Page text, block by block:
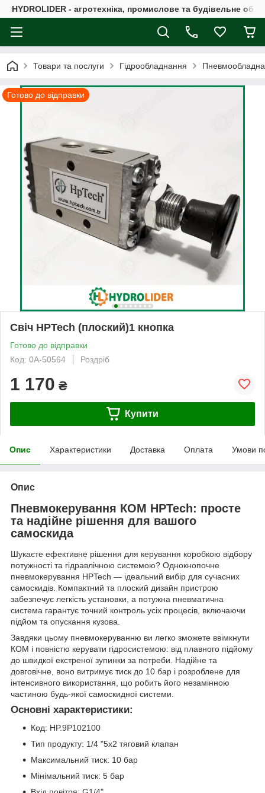
HYDROLIDER - агротехніка, промислове та будівельне
Товари та послуги Гідрообладнання
Готово до відправки
Свіч HPTech (плоский)1 кнопка
Готово до відправки
Код: 0А-50564
Роздріб
1 170 ₴
Купити
Опис Характеристики Доставка Оплата Умови
Опис
Пневмокерування КОМ HPTech: просте
та надійне рішення для вашого
самоскида
Шукаєте ефективне рішення для керування коробкою відбору
потужності та гідравлічною системою? Однокнопочне
пневмокерування HPTech — ідеальний вибір для сучасних
самоскидів. Компактний та плоский дизайн пристрою
забезпечує легкість установки, а потужна пневматична
система гарантує точний контроль усіх процесів, включаючи
підйом та опускання кузова.
Завдяки цьому пневмокеруванню ви легко зможете ввімкнути
КОМ і повністю керувати гідросистемою: від плавного підйому
до швидкої екстреної зупинки за потреби. Надійне та
довговічне, воно витримує тиск до 10 бар і розроблене для
інтенсивного використання, що робить його незамінною
частиною будь-якої самоскидної системи.
Основні характеристики:
Код: HP.9P102100
Тип продукту: 1/4 "5x2 тяговий клапан
Максимальний тиск: 10 бар
Мінімальний тиск: 5 бар